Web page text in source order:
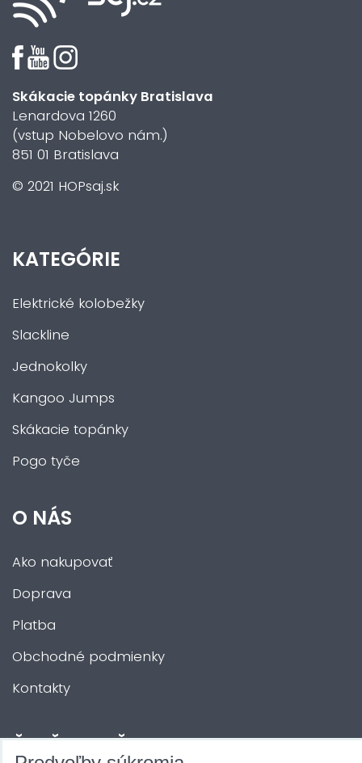
Skákacie topánky Bratislava
Lenardova 1260
(vstup Nobelovo nám.)
851 01 Bratislava
© 2021 HOPsaj.sk
KATEGÓRIE
Elektrické kolobežky
Slackline
Jednokolky
Kangoo Jumps
Skákacie topánky
Pogo tyče
O NÁS
Ako nakupovať
Doprava
Platba
Obchodné podmienky
Kontakty
ĎALŠIE SLUŽBY